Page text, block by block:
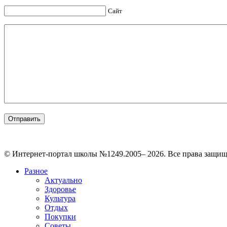
Сайт
© Интернет-портал школы №1249.2005– 2026. Все права
Разное
Актуально
Здоровье
Культура
Отдых
Покупки